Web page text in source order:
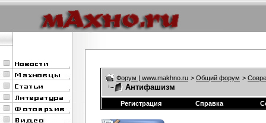
Форум | www.makhno.ru > Общий форум >
Антифашизм
Регистрация Справка